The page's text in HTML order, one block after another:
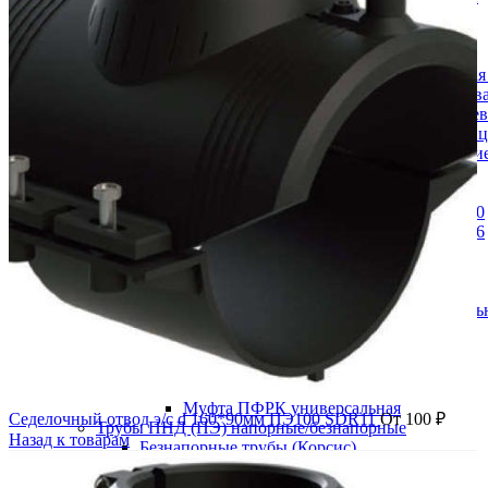
Пожарная арматура
Подставки пожарные
Пожарная подставка двойная
Пожарная подставка крестовая
Пожарная подставка одинарная
Пожарная подставка тройниковая
Пожарные подставки фланцевые
Ремонтно-соединительная арматура
Демонтажные вставки
Демонтажная /монтажная вставка PN 10
Демонтажная /монтажная вставка PN 16
Доуплотнитель раструба (РУРС)
Муфты соединительные ДРК
Муфта ДРК для ПЭ труб
Муфта ДРК универсальная
Седелки фланцевые
Соединительная муфта ПФРК
Муфта ПФРК для ПЭ труб
Муфта ПФРК удлинённая
Муфта ПФРК универсальная
Трубы ПНД (ПЭ) напорные/безнапорные
Безнапорные трубы (Корсис)
Кольца
Седелочный отвод э/с d 160*90мм ПЭ100 SDR11От 100 ₽
Назад к товарам